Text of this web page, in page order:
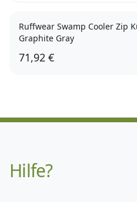
Ruffwear Swamp Cooler Zip
Graphite Gray
71,92 €
Hilfe?